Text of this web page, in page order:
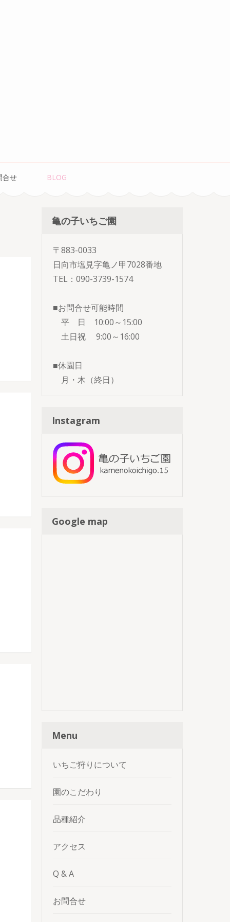
合せ BLOG
亀の子いちご園
〒883-0033
日向市塩見字亀ノ甲7028番地
TEL：090-3739-1574
■お問合せ可能時間
平 日 10:00～15:00
土日祝 9:00～16:00
■休園日
月・木（終日）
Instagram
Google map
Menu
いちご狩りについて
園のこだわり
品種紹介
アクセス
Q & A
お問合せ